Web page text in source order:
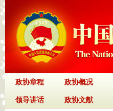
政协章程 政协概况
领导讲话 政协文献